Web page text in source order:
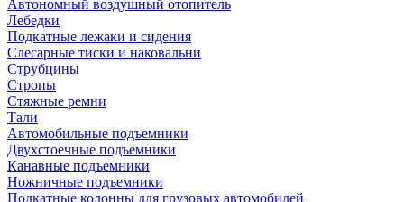
Автономный воздушный отопитель
Лебедки
Подкатные лежаки и сидения
Слесарные тиски и наковальни
Струбцины
Стропы
Стяжные ремни
Тали
Автомобильные подъемники
Двухстоечные подъемники
Канавные подъемники
Ножничные подъемники
Подкатные колонны для грузовых автомобилей